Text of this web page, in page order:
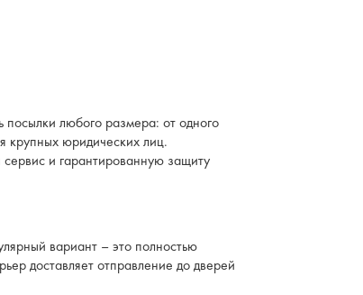
посылки любого размера: от одного
крупных юридических лиц.
сервис и гарантированную защиту
вариант – это полностью
доставляет отправление до дверей